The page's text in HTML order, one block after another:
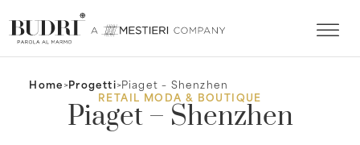
Home>Progetti>Piaget – Shenzhen
RETAIL MODA & BOUTIQUE
Piaget – Shenzhen